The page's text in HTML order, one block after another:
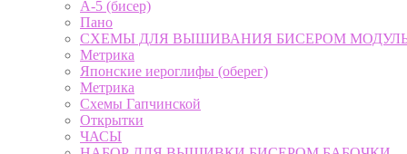
А-5 (бисер)
Пано
СХЕМЫ ДЛЯ ВЫШИВАНИЯ БИСЕРОМ
Метрика
Японские иероглифы (оберег)
Метрика
Схемы Гапчинской
Открытки
ЧАСЫ